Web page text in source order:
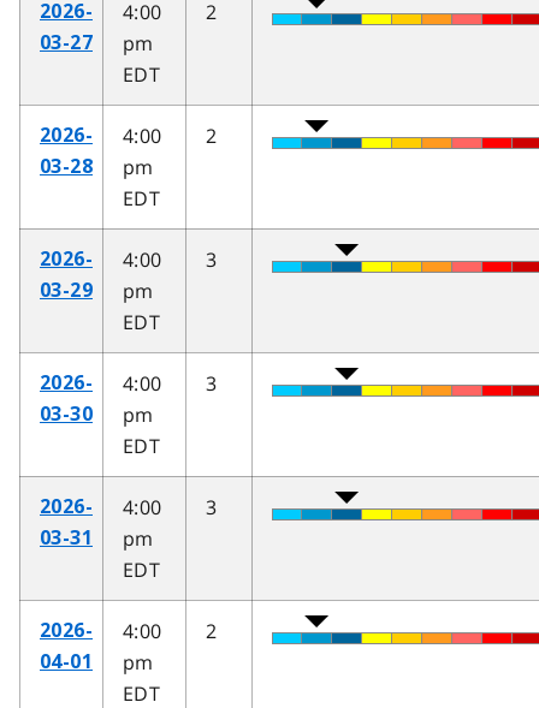
2026-
03-27
4:00
pm
EDT
2
2026-
03-28
4:00
pm
EDT
2
2026-
03-29
4:00
pm
EDT
3
2026-
03-30
4:00
pm
EDT
3
2026-
03-31
4:00
pm
EDT
3
2026-
04-01
4:00
pm
EDT
2